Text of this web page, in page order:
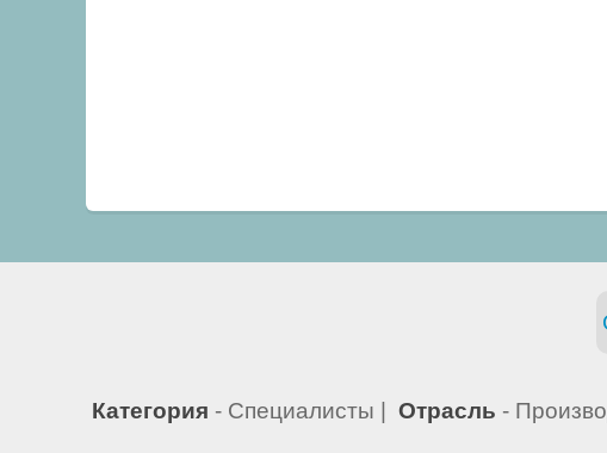
Категория - Специалисты | Отрасль -